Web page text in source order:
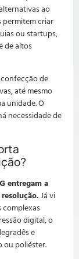
ao
permitem criar
ou startups,
de altos
de
até mesmo
unidade. O
necessidade de
entregam a
Já vi
complexas
digital, o
e
ou poliéster.